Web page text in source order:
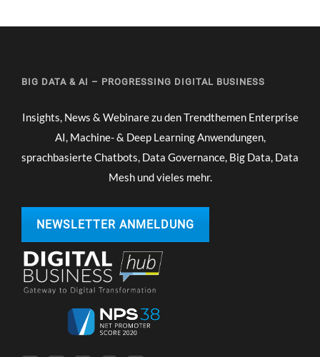
BIG DATA & AI – PROGRESSING DIGITAL BUSINESS
Insights, News & Webinare zu den Trendthemen Enterprise
AI, Machine- & Deep Learning Anwendungen,
sprachbasierte Chatbots, Data Governance, Big Data, Data
Mesh und vieles mehr.
NEWSLETTER ANMELDUNG